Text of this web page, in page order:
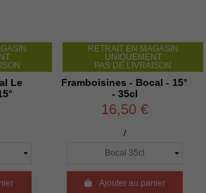
RETRAIT EN MAGASIN
UNIQUEMENT
PAS DE LIVRAISON
Framboisines - Bocal - 15°
16,50 €
Ajouter au panier